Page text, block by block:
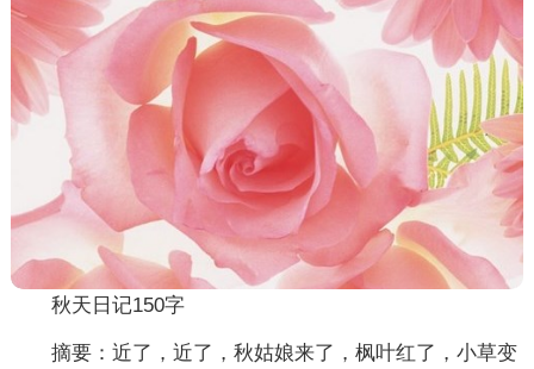
秋天日记150字
摘要： 近了，近了，秋姑娘来了，枫叶红了，小草变